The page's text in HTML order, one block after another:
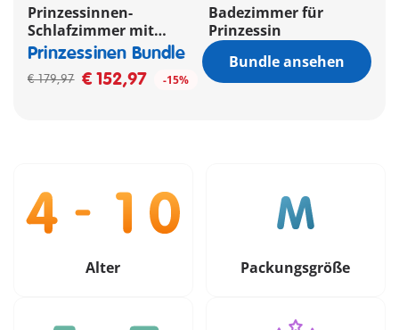
Prinzessinnen-
Schlafzimmer mit
Ankleide
Badezimmer für
Prinzessin
Prinzessinen Bundle
€ 179,97 € 152,97 -15%
Bundle ansehen
Alter Packungsgröße